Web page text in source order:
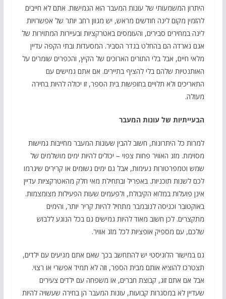
היתרון המשמעותי של עונות המעבר הוא הגמישות. אתם לא חייבים
להזמין מקום לינה חודשים מראש, יש מגוון רחב יותר של אפשרויות
לינה במחירים סבירים, והעומסים באטרקציות ובעיירות המתוירות של
אגם גארדה הם בהחלט בגדר הסביר. המסעדות ובתי הקפה עדיין
מלאי חיים, אבל בלי התורים הארוכים של הקיץ, והכפרים שומרים על
האותנטיות שלהם בלי להציף בתיירים. אם אתם גמישים עם
התאריכים ולא תלויים בחופשות בית הספר, זו יכולה להיות בחירה
מעולה.
הבעייתיות של עונות המעבר
למרות כל היתרונות, חשוב להבין שעונות המעבר מחייבות גמישות
מסוימת. מזג האוויר פחות צפוי – יכולים להיות ימים מושלמים של
שמש וטמפרטורות נעימות, אבל גם ימים גשומים או קרירים שיגרמו
לכם לשנות תוכניות. באפריל ובתחילת מאי חלק מהאטרקציות עדיין
אינן פועלות במלוא הקיבולת, ולפעמים שעות הפעילות מצומצמות.
באוקטובר וכניסה לנובמבר מתחיל להיות קריר יותר, והימים
מתקצרים. לכן חשוב מאוד להיות גמישים גם בכל הנוגע ללבוש
שלכם, עם מספיק אופציות לכל מזג אוויר.
גם במישור הלוגיסטי יש להתחשב בכך שאם אתם מגיעים עם ילדים,
תצטרכו להוציא אותם מבית הספר, וזה לא תמיד אפשרי או רצוי.
אבל אם אתם זוג, קבוצת חברים, או משפחה עם ילדים צעירים
שעדיין לא במסגרות קבועות, עונות המעבר הן בחירה שעשויה להיות